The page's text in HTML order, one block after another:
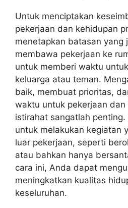
Untuk menciptakan
pekerjaan dan kehidupan
menetapkan batasan yang
membawa pekerjaan ke
untuk memberi waktu
keluarga atau teman.
baik, membuat prioritas,
waktu untuk pekerjaan
istirahat sangatlah
untuk melakukan kegiatan
luar pekerjaan, seperti
atau bahkan hanya
cara ini, Anda dapat
meningkatkan kualitas
keseluruhan.